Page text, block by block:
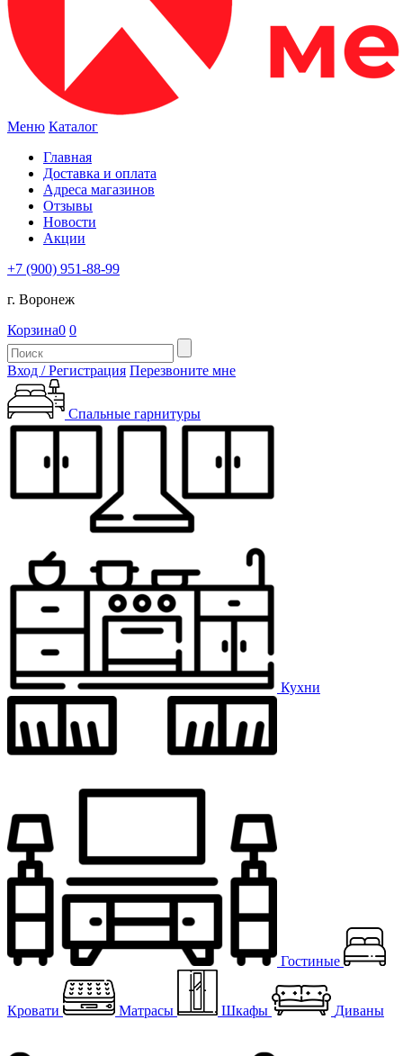
Меню Каталог
Главная
Доставка и оплата
Адреса магазинов
Отзывы
Новости
Акции
+7 (900) 951-88-99
г. Воронеж
Корзина0 0
Вход / Регистрация Перезвоните мне
Спальные гарнитуры
Кухни
Гостиные
Кровати Матрасы Шкафы Диваны